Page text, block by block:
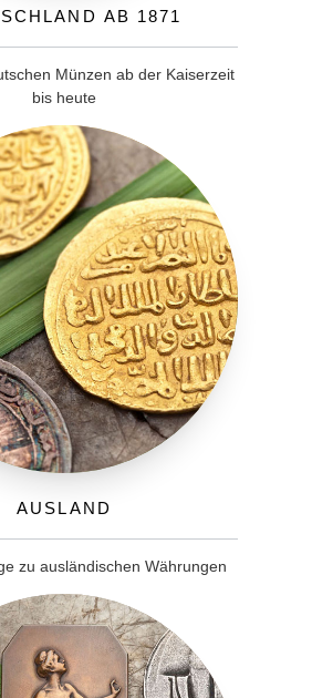
ab 1871
Münzen ab der Kaiserzeit
bis heute
Ausland
zu ausländischen Währungen